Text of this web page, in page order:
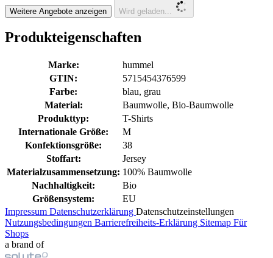
Weitere Angebote anzeigen Wird geladen...
Produkteigenschaften
Marke:
hummel
GTIN:
5715454376599
Farbe:
blau, grau
Material:
Baumwolle, Bio-Baumwolle
Produkttyp:
T-Shirts
Internationale Größe:
M
Konfektionsgröße:
38
Stoffart:
Jersey
Materialzusammensetzung: 100% Baumwolle
Nachhaltigkeit:
Bio
Größensystem:
EU
Impressum Datenschutzerklärung Datenschutzeinstellungen
Nutzungsbedingungen Barrierefreiheits-Erklärung Sitemap Für
Shops
a brand of